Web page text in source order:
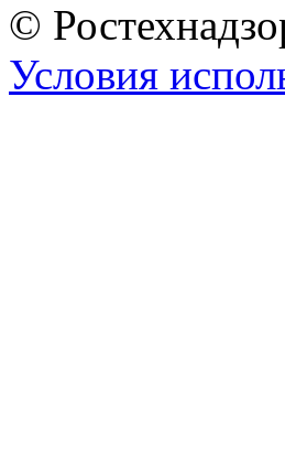
©
Условия